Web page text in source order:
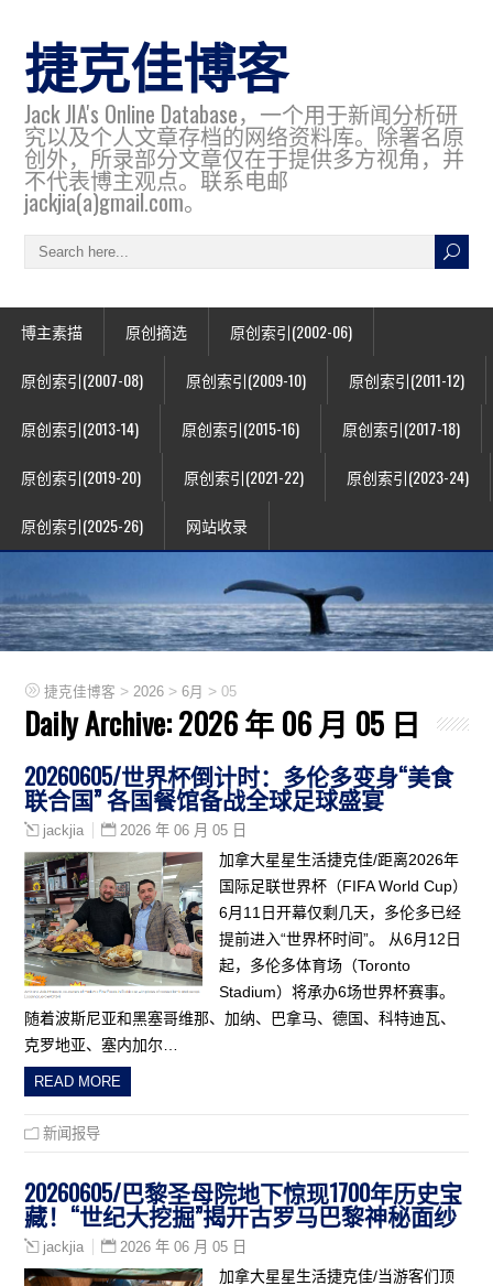
捷克佳博客
Jack JIA's Online Database，一个用于新闻分析研
究以及个人文章存档的网络资料库。除署名原
创外，所录部分文章仅在于提供多方视角，并
不代表博主观点。联系电邮
jackjia(a)gmail.com。
博主素描 原创摘选 原创索引(2002-06)
原创索引(2007-08) 原创索引(2009-10) 原创索引(2011-12)
原创索引(2013-14) 原创索引(2015-16) 原创索引(2017-18)
原创索引(2019-20) 原创索引(2021-22) 原创索引(2023-24)
原创索引(2025-26) 网站收录
捷克佳博客 > 2026 >6月 >05
Daily Archive:2026 年 06 月 05 日
20260605/世界杯倒计时：多伦多变身“美食
联合国” 各国餐馆备战全球足球盛宴
jackjia 2026 年 06 月 05 日
加拿大星星生活捷克佳/距离2026年
国际足联世界杯（FIFA World Cup）
6月11日开幕仅剩几天，多伦多已经
提前进入“世界杯时间”。 从6月12日
起，多伦多体育场（Toronto
Stadium）将承办6场世界杯赛事。
随着波斯尼亚和黑塞哥维那、加纳、巴拿马、德国、科特迪瓦、
克罗地亚、塞内加尔…
READ MORE
新闻报导
20260605/巴黎圣母院地下惊现1700年历史宝
藏！“世纪大挖掘”揭开古罗马巴黎神秘面纱
jackjia 2026 年 06 月 05 日
加拿大星星生活捷克佳/当游客们顶